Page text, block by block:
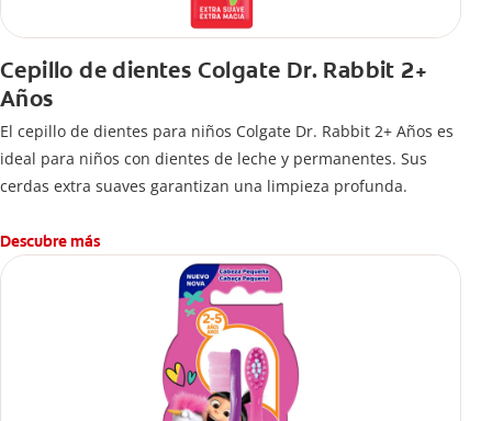
Cepillo de dientes Colgate Dr. Rabbit 2+
Años
El cepillo de dientes para niños Colgate Dr. Rabbit 2+ Años es
ideal para niños con dientes de leche y permanentes. Sus
cerdas extra suaves garantizan una limpieza profunda.
Descubre más